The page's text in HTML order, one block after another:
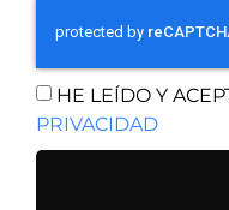
HE LEÍDO Y
PRIVACIDAD